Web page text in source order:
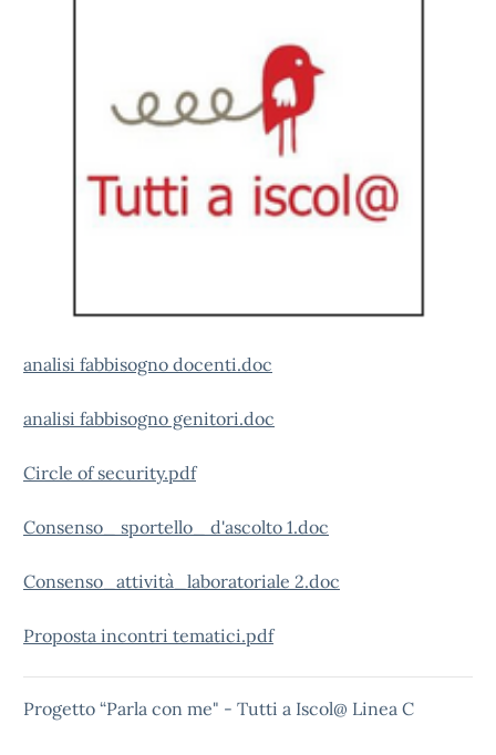
analisi fabbisogno docenti.doc
analisi fabbisogno genitori.doc
Circle of security.pdf
Consenso_ sportello_ d'ascolto 1.doc
Consenso_attività_laboratoriale 2.doc
Proposta incontri tematici.pdf
Progetto “Parla con me" - Tutti a Iscol@ Linea C